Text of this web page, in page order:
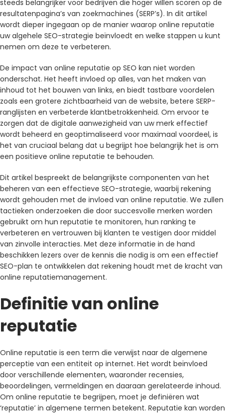
steeds belangrijker voor bedrijven die hoger willen scoren op de
resultatenpagina’s van zoekmachines (SERP’s). In dit artikel
wordt dieper ingegaan op de manier waarop online reputatie
uw algehele SEO-strategie beïnvloedt en welke stappen u kunt
nemen om deze te verbeteren.
De impact van online reputatie op SEO kan niet worden
onderschat. Het heeft invloed op alles, van het maken van
inhoud tot het bouwen van links, en biedt tastbare voordelen
zoals een grotere zichtbaarheid van de website, betere SERP-
ranglijsten en verbeterde klantbetrokkenheid. Om ervoor te
zorgen dat de digitale aanwezigheid van uw merk effectief
wordt beheerd en geoptimaliseerd voor maximaal voordeel, is
het van cruciaal belang dat u begrijpt hoe belangrijk het is om
een ​​positieve online reputatie te behouden.
Dit artikel bespreekt de belangrijkste componenten van het
beheren van een effectieve SEO-strategie, waarbij rekening
wordt gehouden met de invloed van online reputatie. We zullen
tactieken onderzoeken die door succesvolle merken worden
gebruikt om hun reputatie te monitoren, hun ranking te
verbeteren en vertrouwen bij klanten te vestigen door middel
van zinvolle interacties. Met deze informatie in de hand
beschikken lezers over de kennis die nodig is om een ​​effectief
SEO-plan te ontwikkelen dat rekening houdt met de kracht van
online reputatiemanagement.
Definitie van online
reputatie
Online reputatie is een term die verwijst naar de algemene
perceptie van een entiteit op internet. Het wordt beïnvloed
door verschillende elementen, waaronder recensies,
beoordelingen, vermeldingen en daaraan gerelateerde inhoud.
Om online reputatie te begrijpen, moet je definiëren wat
‘reputatie’ in algemene termen betekent. Reputatie kan worden